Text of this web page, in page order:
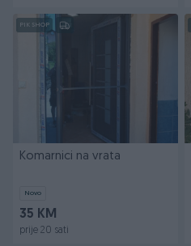
PIK SHOP
Komarnici na vrata
Novo
35 KM
prije 20 sati